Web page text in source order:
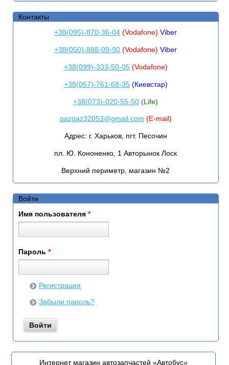
Контакты
+38(095)-870-36-04 (Vodafone)Viber
+38(050)-888-09-90 (Vodafone)Viber
+38(099)-333-50-05(Vodafone)
+38(067)-761-68-35(Киевстар)
+38(073)-020-55-50 (Life)
pazgaz32053@gmail.com (E-mail)
Адрес: г. Харьков, пгт. Песочин
пл. Ю. Кононенко, 1 Авторынок Лоск
Верхний периметр, магазин №2
Войти
Имя пользователя *
Пароль *
Регистрация
Забыли пароль?
Интернет магазин автозапчастей «Автобус»